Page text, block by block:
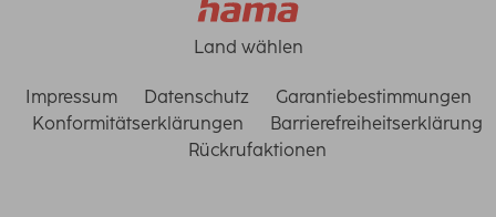
Land wählen
Impressum Datenschutz
Garantiebestimmungen
Konformitätserklärungen
Barrierefreiheitserklärung
Rückrufaktionen